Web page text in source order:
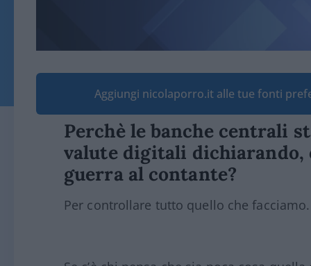
Aggiungi nicolaporro.it alle tue fonti
Perchè le banche centrali
valute digitali dichiarando,
guerra al contante?
Per controllare tutto quello che facciamo.